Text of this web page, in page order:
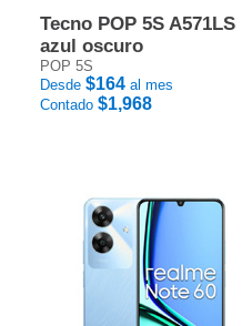
Tecno POP 5S A571LS
azul oscuro
POP 5S
Desde $164 al mes
Contado $1,968